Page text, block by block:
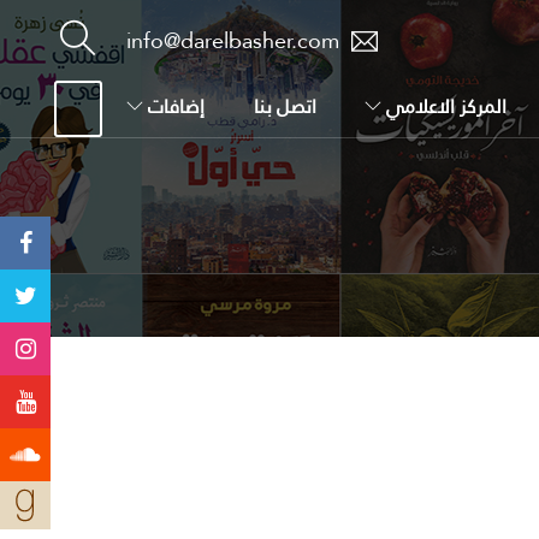
info@darelbasher.com
المركز الاعلامي اتصل بنا إضافات